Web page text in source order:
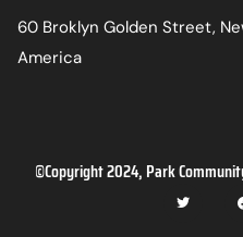
60 Broklyn Golden Street,
America
©Copyright 2024, Park